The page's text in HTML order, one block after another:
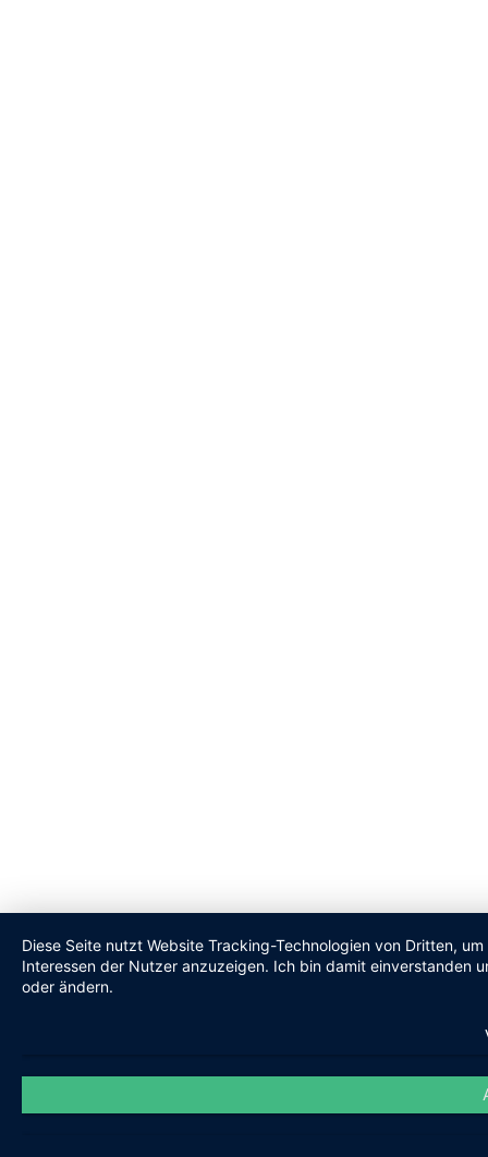
Diese Seite nutzt Website Tracking-Technologien von Dritten,
Interessen der Nutzer anzuzeigen. Ich bin damit einverstanden
oder ändern.